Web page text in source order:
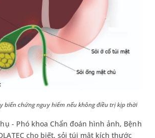
biến chứng nguy hiểm nếu không điều trị kịp thời
- Phó khoa Chẩn đoán hình ảnh, Bệnh
cho biết, sỏi túi mật kích thước